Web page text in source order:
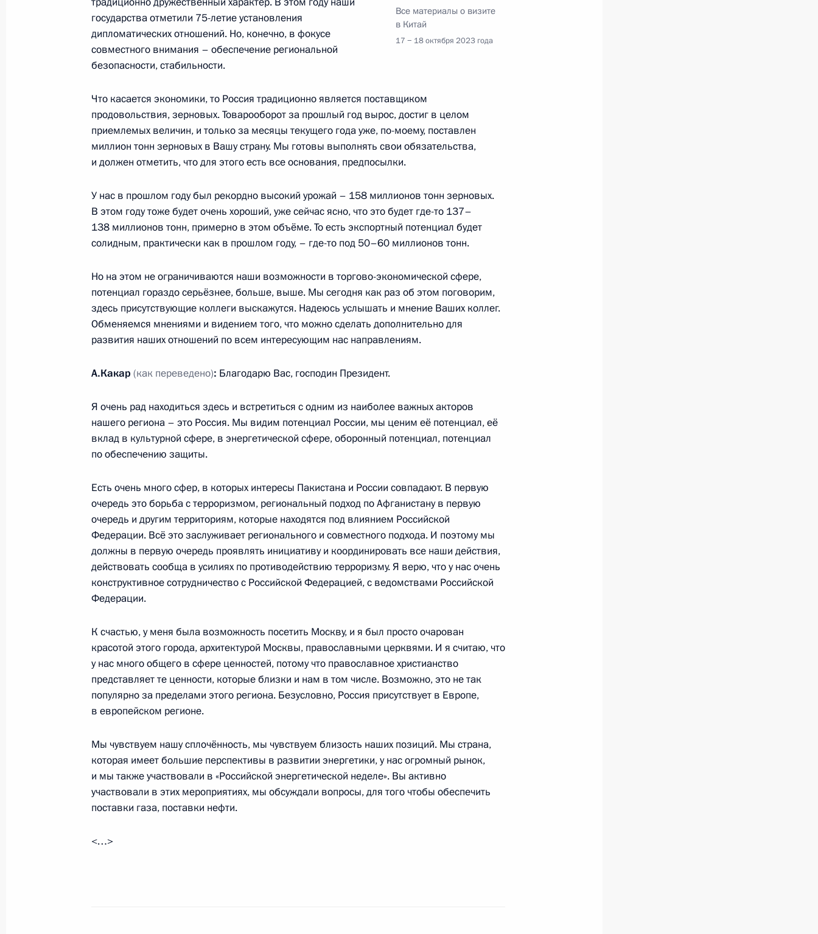
Встреча с Президентом Лаоса Тхонглуном Сисулитом
17 октября 2023 года, 17:35
Встреча с Президентом Монголии Ухнагийн Хурэлсухом
17 октября 2023 года, 16:30
форума «Один пояс, один путь»
17 октября 2023 года, 14:05
Встреча с Премьер-министром Венгрии Виктором Орбаном
Встреча с Президентом Вьетнама Во Ван Тхыонгом
17 октября 2023 года, 10:30
17–18 октября Владимир Путин посетит Китайскую Народную
Республику для участия в мероприятиях третьего
Международного форума «Один пояс, один путь»
16 октября 2023 года, 17:00
Интервью Медиакорпорации Китая
16 октября 2023 года, 07:00
Беседа с членом политбюро ЦК Компартии Китая Ван И
20 сентября 2023 года, 15:20
Российско-китайская двусторонняя встреча по вопросам
противодействия коррупции
13 сентября 2023 года, 18:00
Все материалы о визите
в Китай
17 − 18 октября 2023 года
государства отметили 75-летие установления
дипломатических отношений. Но, конечно, в фокусе
совместного внимания – обеспечение региональной
безопасности, стабильности.
Что касается экономики, то Россия традиционно является поставщиком
продовольствия, зерновых. Товарооборот за прошлый год вырос, достиг в целом
приемлемых величин, и только за месяцы текущего года уже, по-моему, поставлен
миллион тонн зерновых в Вашу страну. Мы готовы выполнять свои обязательства,
и должен отметить, что для этого есть все основания, предпосылки.
У нас в прошлом году был рекордно высокий урожай – 158 миллионов тонн зерновых.
В этом году тоже будет очень хороший, уже сейчас ясно, что это будет где-то 137–
138 миллионов тонн, примерно в этом объёме. То есть экспортный потенциал будет
солидным, практически как в прошлом году, – где-то под 50–60 миллионов тонн.
Но на этом не ограничиваются наши возможности в торгово-экономической сфере,
потенциал гораздо серьёзнее, больше, выше. Мы сегодня как раз об этом поговорим,
здесь присутствующие коллеги выскажутся. Надеюсь услышать и мнение Ваших коллег.
Обменяемся мнениями и видением того, что можно сделать дополнительно для
развития наших отношений по всем интересующим нас направлениям.
А.Какар (как переведено): Благодарю Вас, господин Президент.
Я очень рад находиться здесь и встретиться с одним из наиболее важных акторов
нашего региона – это Россия. Мы видим потенциал России, мы ценим её потенциал, её
вклад в культурной сфере, в энергетической сфере, оборонный потенциал, потенциал
по обеспечению защиты.
Есть очень много сфер, в которых интересы Пакистана и России совпадают. В первую
очередь это борьба с терроризмом, региональный подход по Афганистану в первую
очередь и другим территориям, которые находятся под влиянием Российской
Федерации. Всё это заслуживает регионального и совместного подхода. И поэтому мы
должны в первую очередь проявлять инициативу и координировать все наши действия,
действовать сообща в усилиях по противодействию терроризму. Я верю, что у нас очень
конструктивное сотрудничество с Российской Федерацией, с ведомствами Российской
Федерации.
К счастью, у меня была возможность посетить Москву, и я был просто очарован
красотой этого города, архитектурой Москвы, православными церквями. И я считаю, что
у нас много общего в сфере ценностей, потому что православное христианство
представляет те ценности, которые близки и нам в том числе. Возможно, это не так
популярно за пределами этого региона. Безусловно, Россия присутствует в Европе,
в европейском регионе.
Мы чувствуем нашу сплочённость, мы чувствуем близость наших позиций. Мы страна,
которая имеет большие перспективы в развитии энергетики, у нас огромный рынок,
и мы также участвовали в «Российской энергетической неделе». Вы активно
участвовали в этих мероприятиях, мы обсуждали вопросы, для того чтобы обеспечить
поставки газа, поставки нефти.
<…>